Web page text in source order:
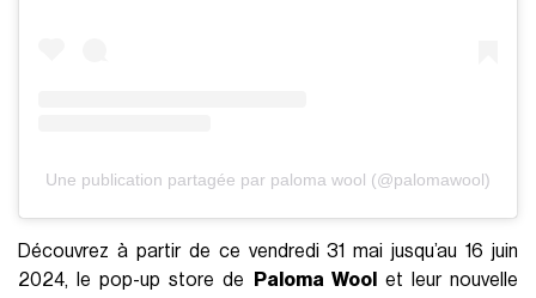
Une publication partagée par paloma wool (@palomawool)
Découvrez à partir de ce vendredi 31 mai jusqu’au 16 juin
2024, le pop-up store de
Paloma Wool
et leur nouvelle